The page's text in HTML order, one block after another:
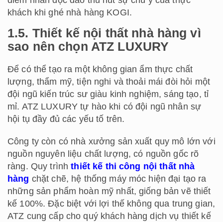
khách khi ghé nhà hàng KOGI.
1.5. Thiết kế nội thất nhà hàng vì
sao nên chọn ATZ LUXURY
Để có thể tạo ra một không gian ẩm thực chất
lượng, thẩm mỹ, tiện nghi và thoải mái đòi hỏi một
đội ngũ kiến trúc sư giàu kinh nghiệm, sáng tạo, tỉ
mỉ. ATZ LUXURY tự hào khi có đội ngũ nhân sự
hội tụ đầy đủ các yếu tố trên.
Công ty còn có nhà xưởng sản xuất quy mô lớn với
nguồn nguyên liệu chất lượng, có nguồn gốc rõ
ràng. Quy trìnhthiết kế thi công nội thất nhà
hàng chặt chẽ, hệ thống máy móc hiện đại tạo ra
những sản phẩm hoàn mỹ nhất, giống bản vẽ thiết
kế 100%. Đặc biệt với lợi thế không qua trung gian,
ATZ cung cấp cho quý khách hàng dịch vụ thiết kế